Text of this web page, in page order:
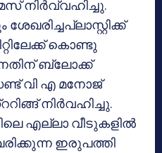
നിർവ്വഹിച്ചു.
കൊണ്ടു
ബ്ലോക്ക്
വി എ മനോജ്
നിർവഹിച്ചു.
എല്ലാ വീടുകളിൽ
ഇരുപത്തി